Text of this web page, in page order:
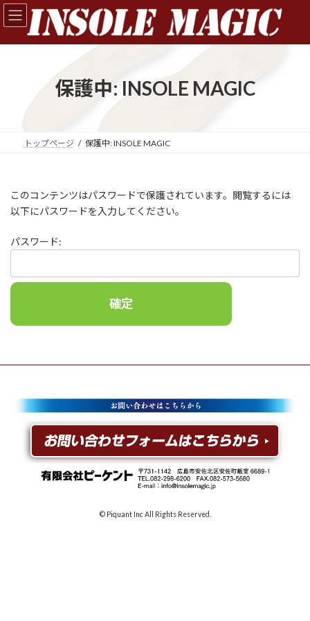
保護中: INSOLE MAGIC
トップページ 保護中: INSOLE MAGIC
このコンテンツはパスワードで保護されています。閲覧するには
以下にパスワードを入力してください。
パスワード:
© Piquant Inc All Rights Reserved.